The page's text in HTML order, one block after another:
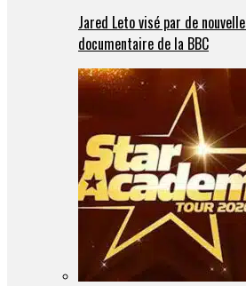
Jared Leto visé par de
documentaire de la BBC